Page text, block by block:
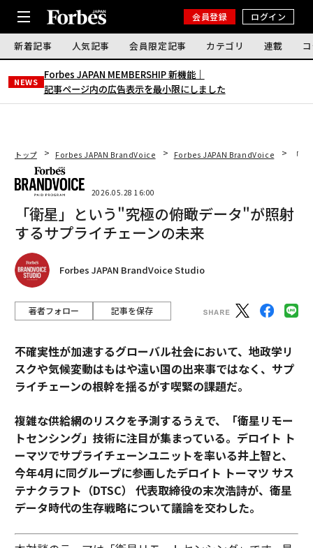
会員登録 ログイン
新着記事 人気記事 会員限定記事 カテゴリ 連載
NEWS
Forbes JAPAN MEMBERSHIP 新機能｜
記事ページ内の広告表示を最小限にしました
トップ Forbes JAPAN BrandVoice Forbes JAPAN BrandVoice 「
2026.05.28 16:00
「衛星」という"究極の俯瞰データ"が照射
するサプライチェーンの未来
Forbes JAPAN BrandVoice Studio
著者フォロー 記事を保存
不確実性が加速するグローバル社会において、地政学リ
スクや気候変動はもはや遠い国の出来事ではなく、サプ
ライチェーンの根幹を揺るがす喫緊の課題だ。
複雑な供給網のリスクを予測するうえで、「衛星リモー
トセンシング」技術に注目が集まっている。デロイト ト
ーマツでサプライチェーンユニットを率いる井上智と、
今年4月に同グループに参画したデロイト トーマツ サス
テナクラフト（DTSC） 代表取締役の末次浩詩が、衛星
データ時代の生存戦略について議論を交わした。